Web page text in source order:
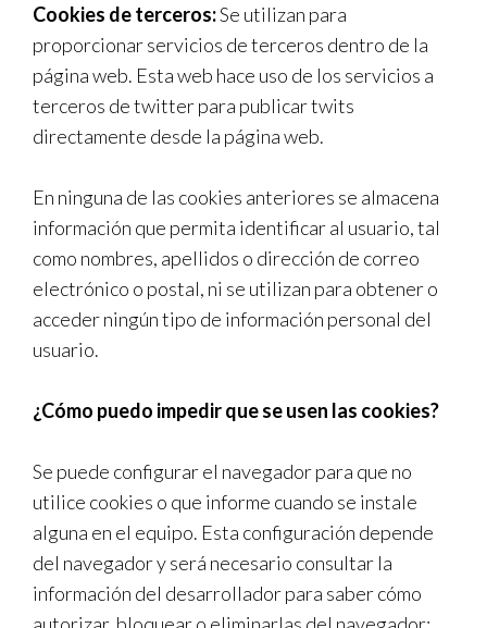
Cookies de terceros:Se utilizan para
proporcionar servicios de terceros dentro de la
página web. Esta web hace uso de los servicios a
terceros de twitter para publicar twits
directamente desde la página web.
En ninguna de las cookies anteriores se almacena
información que permita identificar al usuario, tal
como nombres, apellidos o dirección de correo
electrónico o postal, ni se utilizan para obtener o
acceder ningún tipo de información personal del
usuario.
¿Cómo puedo impedir que se usen las cookies?
Se puede configurar el navegador para que no
utilice cookies o que informe cuando se instale
alguna en el equipo. Esta configuración depende
del navegador y será necesario consultar la
información del desarrollador para saber cómo
autorizar, bloquear o eliminarlas del navegador: